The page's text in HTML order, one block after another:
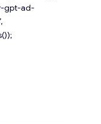
gpt-ad-